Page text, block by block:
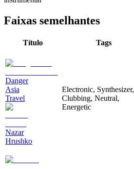
Faixas semelhantes
Título Tags
Danger
Asia
Travel
Nazar
Hrushko
Electronic, Synthesizer,
Clubbing, Neutral,
Energetic